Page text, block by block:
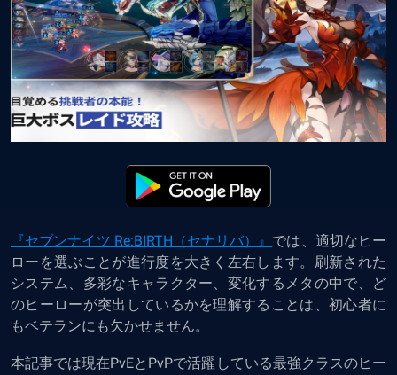
『セブンナイツ Re:BIRTH（セナリバ）』 では、適切なヒー
ローを選ぶことが進行度を大きく左右します。刷新された
システム、多彩なキャラクター、変化するメタの中で、ど
のヒーローが突出しているかを理解することは、初心者に
もベテランにも欠かせません。
本記事では現在PvEとPvPで活躍している最強クラスのヒー